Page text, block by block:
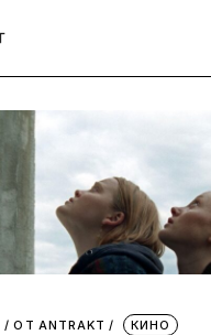
ОТ АNTRAKT КИНО